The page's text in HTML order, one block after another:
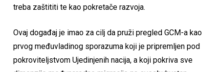
treba zaštititi te kao pokretače razvoja.
Ovaj događaj je imao za cilj da pruži pregled GCM-a kao
prvog međuvladinog sporazuma koji je pripremljen pod
pokroviteljstvom Ujedinjenih nacija, a koji pokriva sve